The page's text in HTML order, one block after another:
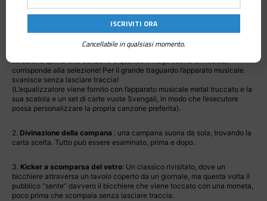
professionalmente in studio, progettati specificamente per ciascun
effetto:
: il mago mostra un meccanismo musicale a manovella in
metallo e lo posiziona all’interno della sua scatola. Lo spettatore
seleziona quindi una canzone e quando il mago suona la musica,
corrisponde alla selezione! Per il grande traguardo l’apparato musicale
svanisce senza lasciare traccia!
(L’equalizzatore viene fornito con l’apparato musicale metal truccato e la
sua scatola e un set di carte vuote Svengali, in modo che l’esecutore
possa personalizzare la propria canzone preferita).
2. Divinazione della campana : una campana suona da sola, trovando la
carta scelta. Tutto può essere esaminato, prima e dopo.
3. Kicker a scomparsa del vetro: Un classico rivisitato, dove un
bicchiere attraversa un tavolo coperto da un giornale, ma questa volta il
pubblico “sente” davvero il bicchiere che viene toccato con una moneta,
poco prima che scompaia senza lasciare traccia.
Cancellabile in qualsiasi momento.